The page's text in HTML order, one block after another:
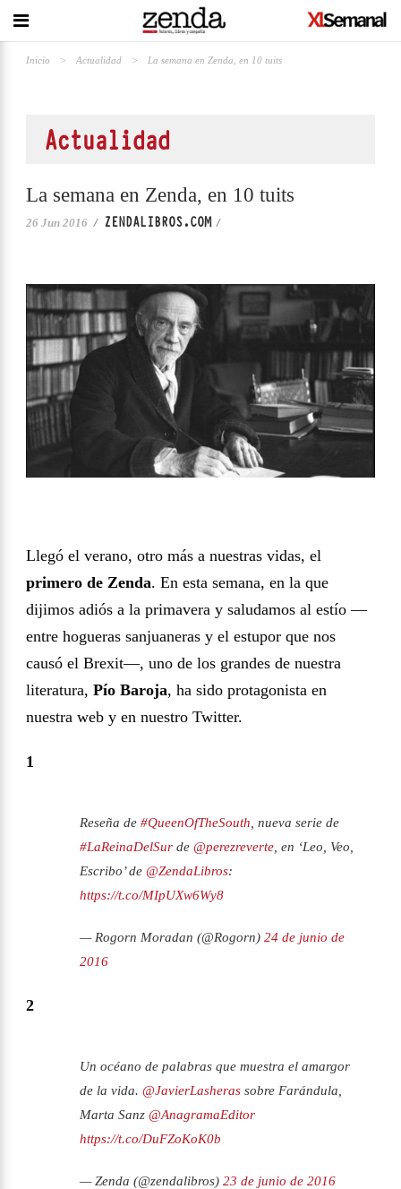
Inicio > Actualidad > La semana en Zenda, en 10 tuits
Actualidad
La semana en Zenda, en 10 tuits
26 Jun 2016 / ZENDALIBROS.COM/
Llegó el verano, otro más a nuestras vidas, el
primero de Zenda. En esta semana, en la que
dijimos adiós a la primavera y saludamos al estío —
entre hogueras sanjuaneras y el estupor que nos
causó el Brexit—, uno de los grandes de nuestra
literatura, Pío Baroja, ha sido protagonista en
nuestra web y en nuestro Twitter.
1
Reseña de #QueenOfTheSouth , nueva serie de
#LaReinaDelSur de @perezreverte , en ‘Leo, Veo,
Escribo’ de @ZendaLibros:
https://t.co/MIpUXw6Wy8
— Rogorn Moradan (@Rogorn) 24 de junio de
2016
2
Un océano de palabras que muestra el amargor
de la vida. @JavierLasheras sobre Farándula,
Marta Sanz @AnagramaEditor
https://t.co/DuFZoKoK0b
— Zenda (@zendalibros) 23 de junio de 2016